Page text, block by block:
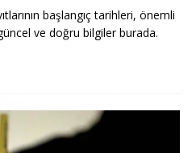
başlangıç tarihleri, önemli
ve doğru bilgiler burada.